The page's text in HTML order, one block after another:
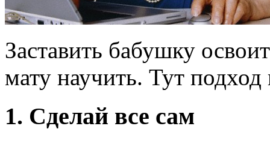
Заставить бабушку
мату научить. Тут
1. Сделай все сам